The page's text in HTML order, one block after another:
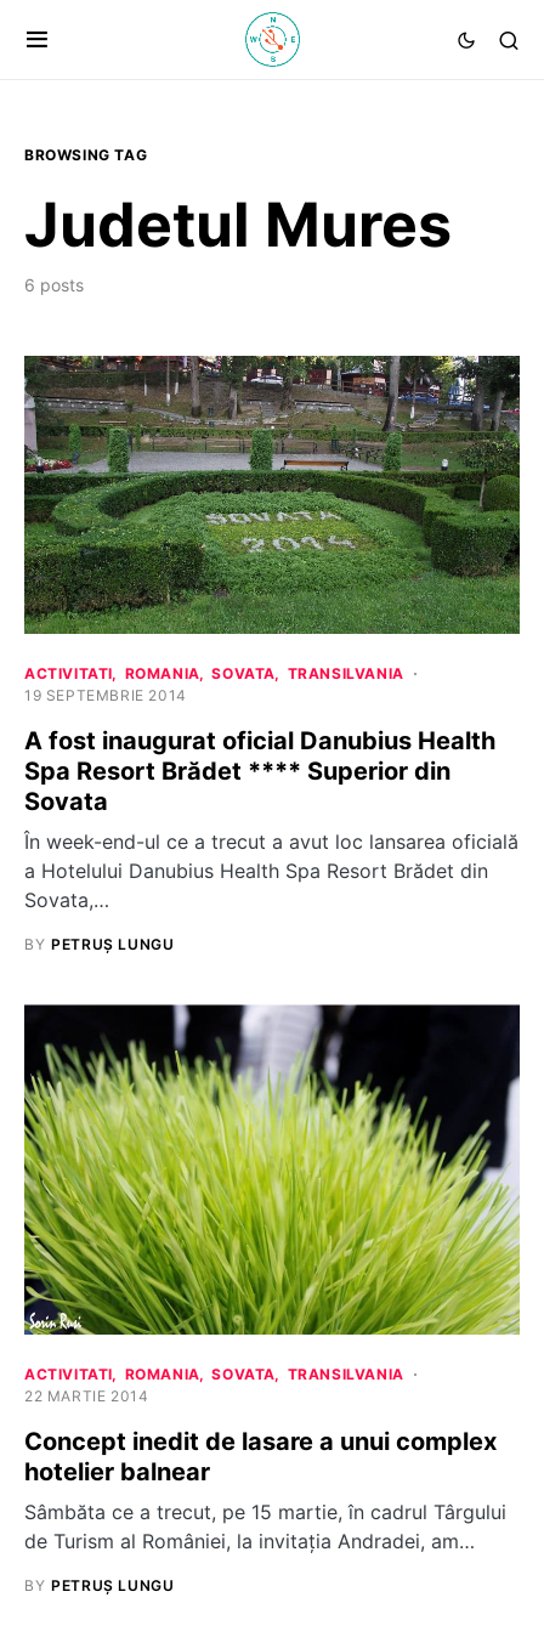
BROWSING TAG
Judetul Mures
6 posts
ACTIVITATI ROMANIA SOVATA
TRANSILVANIA
19 SEPTEMBRIE 2014
A fost inaugurat oficial Danubius Health
Spa Resort Brădet **** Superior din
Sovata
În week-end-ul ce a trecut a avut loc lansarea oficială
a Hotelului Danubius Health Spa Resort Brădet din
Sovata,…
BY PETRUȘ LUNGU
ACTIVITATI ROMANIA SOVATA
TRANSILVANIA
22 MARTIE 2014
Concept inedit de lasare a unui complex
hotelier balnear
Sâmbăta ce a trecut, pe 15 martie, în cadrul Târgului
de Turism al României, la invitaţia Andradei, am…
BY PETRUȘ LUNGU